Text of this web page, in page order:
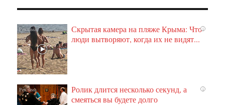
i
Скрытая камера на пляже Крыма: Что
люди вытворяют, когда их не видят...
i
Ролик длится несколько секунд, а
смеяться вы будете долго